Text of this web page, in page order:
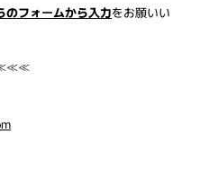
のフォームから入力をお願いい